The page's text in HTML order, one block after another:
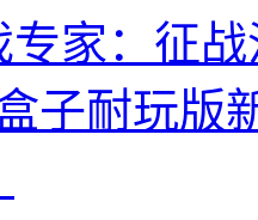
专家：征
子耐玩版